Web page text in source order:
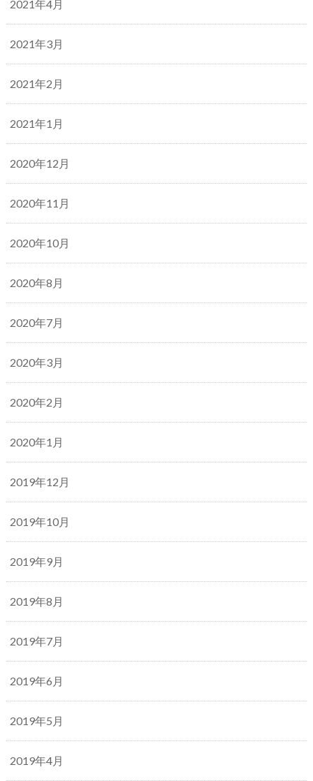
2021年4月
2021年3月
2021年2月
2021年1月
2020年12月
2020年11月
2020年10月
2020年8月
2020年7月
2020年3月
2020年2月
2020年1月
2019年12月
2019年10月
2019年9月
2019年8月
2019年7月
2019年6月
2019年5月
2019年4月